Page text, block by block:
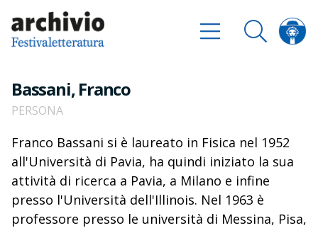
Bassani, Franco
PERSONA
Franco Bassani si è laureato in Fisica nel 1952
all'Università di Pavia, ha quindi iniziato la sua
attività di ricerca a Pavia, a Milano e infine
presso l'Università dell'Illinois. Nel 1963 è
professore presso le università di Messina, Pisa,